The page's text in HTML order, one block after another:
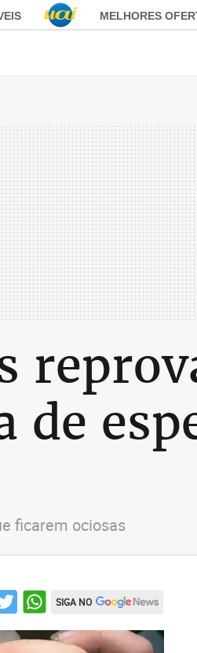
MELHORES
ficarem ociosas
SIGA NO